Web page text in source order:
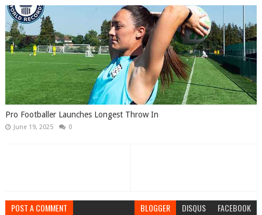
Pro Footballer Launches Longest Throw In
June 19, 2025 0
POST A COMMENT BLOGGER DISQUS FACEBOOK